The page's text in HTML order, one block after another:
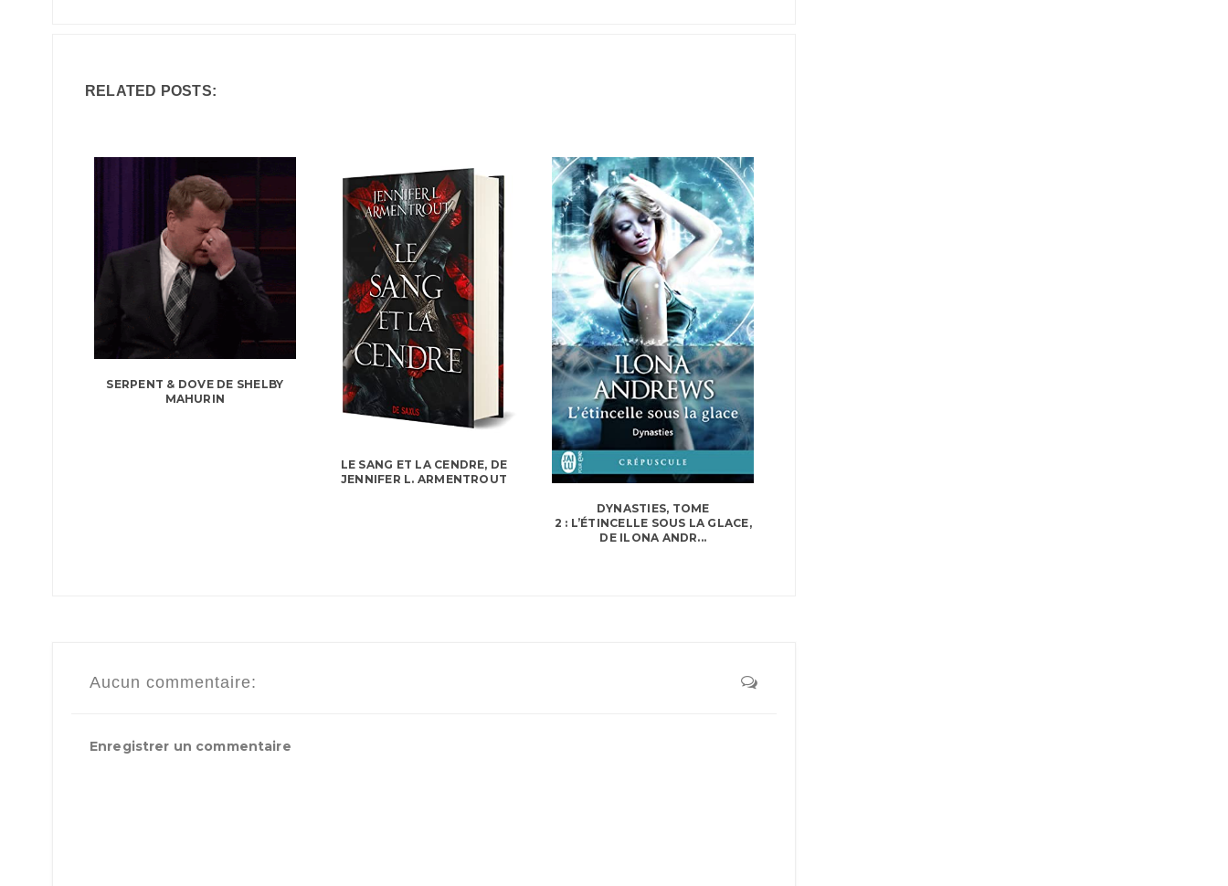
RELATED POSTS:
SERPENT & DOVE DE SHELBY
MAHURIN
LE SANG ET LA CENDRE, DE
JENNIFER L. ARMENTROUT
DYNASTIES, TOME
2 : L’ÉTINCELLE SOUS LA GLACE,
DE ILONA ANDR...
Aucun commentaire:
Enregistrer un commentaire